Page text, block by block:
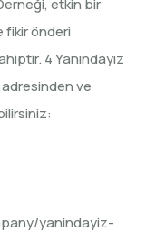
etkin bir
fikir önderi
4 Yanındayız
adresinden ve
yanindayiz-